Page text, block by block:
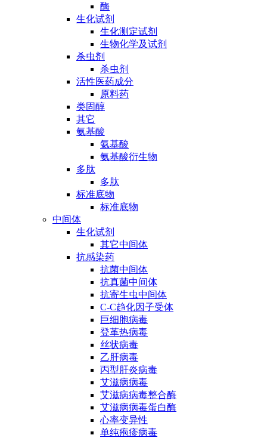
酶
生化试剂
生化测定试剂
生物化学及试剂
杀虫剂
杀虫剂
活性医药成分
原料药
类固醇
其它
氨基酸
氨基酸
氨基酸衍生物
多肽
多肽
标准底物
标准底物
中间体
生化试剂
其它中间体
抗感染药
抗菌中间体
抗真菌中间体
抗寄生虫中间体
C-C趋化因子受体
巨细胞病毒
登革热病毒
丝状病毒
乙肝病毒
丙型肝炎病毒
艾滋病病毒
艾滋病病毒整合酶
艾滋病病毒蛋白酶
心率变异性
单纯疱疹病毒